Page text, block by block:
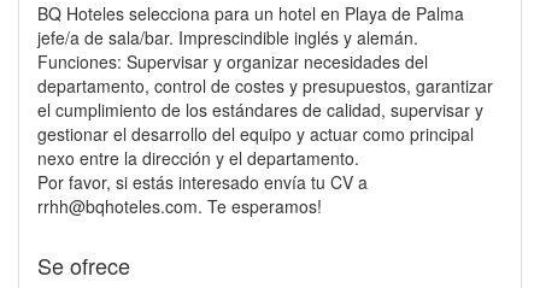
BQ Hoteles selecciona para un hotel en Playa de Palma
jefe/a de sala/bar. Imprescindible inglés y alemán.
Funciones: Supervisar y organizar necesidades del
departamento, control de costes y presupuestos, garantizar
el cumplimiento de los estándares de calidad, supervisar y
gestionar el desarrollo del equipo y actuar como principal
nexo entre la dirección y el departamento.
Por favor, si estás interesado envía tu CV a
rrhh@bqhoteles.com. Te esperamos!
Se ofrece